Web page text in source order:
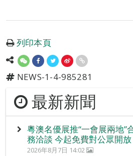
列印本頁
NEWS-1-4-985281
最新新聞
粵澳名優展推“一會展兩地”
務洽談 今起免費對公眾開放
2026年8月7日 14:02